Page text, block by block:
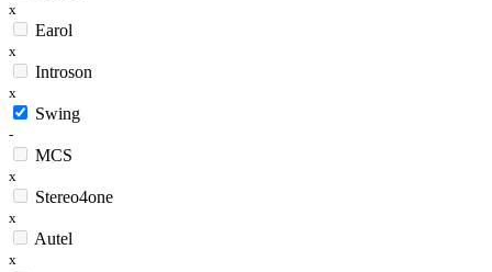
x
Earol
x
Introson
x
Swing
-
MCS
x
Stereo4one
x
Autel
x